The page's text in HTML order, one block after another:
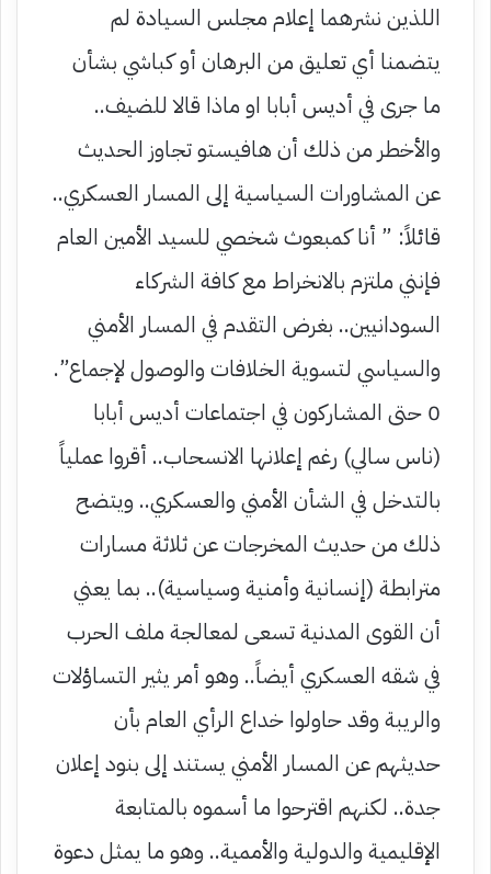
اللذين نشرهما إعلام مجلس السيادة لم
يتضمنا أي تعليق من البرهان أو كباشي بشأن
ما جرى في أديس أبابا او ماذا قالا للضيف..
والأخطر من ذلك أن هافيستو تجاوز الحديث
عن المشاورات السياسية إلى المسار العسكري..
قائلاً: ” أنا كمبعوث شخصي للسيد الأمين العام
فإنني ملتزم بالانخراط مع كافة الشركاء
السودانيين.. بغرض التقدم في المسار الأمني
والسياسي لتسوية الخلافات والوصول لإجماع”.
0 حتى المشاركون في اجتماعات أديس أبابا
(ناس سالي) رغم إعلانها الانسحاب.. أقروا عملياً
بالتدخل في الشأن الأمني والعسكري.. ويتضح
ذلك من حديث المخرجات عن ثلاثة مسارات
مترابطة (إنسانية وأمنية وسياسية).. بما يعني
أن القوى المدنية تسعى لمعالجة ملف الحرب
في شقه العسكري أيضاً.. وهو أمر يثير التساؤلات
والريبة وقد حاولوا خداع الرأي العام بأن
حديثهم عن المسار الأمني يستند إلى بنود إعلان
جدة.. لكنهم اقترحوا ما أسموه بالمتابعة
الإقليمية والدولية والأممية.. وهو ما يمثل دعوة